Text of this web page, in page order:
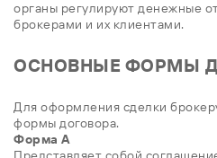
органы регулируют денежные
брокерами и их клиентами.
ОСНОВНЫЕ ФОРМЫ
Для оформления сделки
формы договора.
Форма А